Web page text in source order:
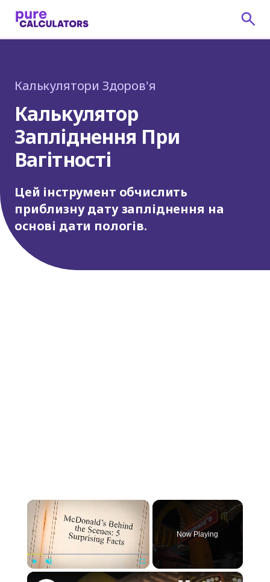
Калькулятори Здоров'я
Калькулятор
Запліднення При
Вагітності
Цей інструмент обчислить
приблизну дату запліднення на
основі дати пологів.
×
Fullscreen
Now Playing
×